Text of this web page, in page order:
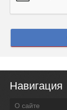
Навигация
О сайте